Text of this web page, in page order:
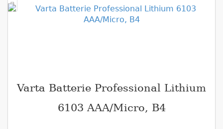
Varta Batterie Professional Lithium
6103 AAA/Micro, B4